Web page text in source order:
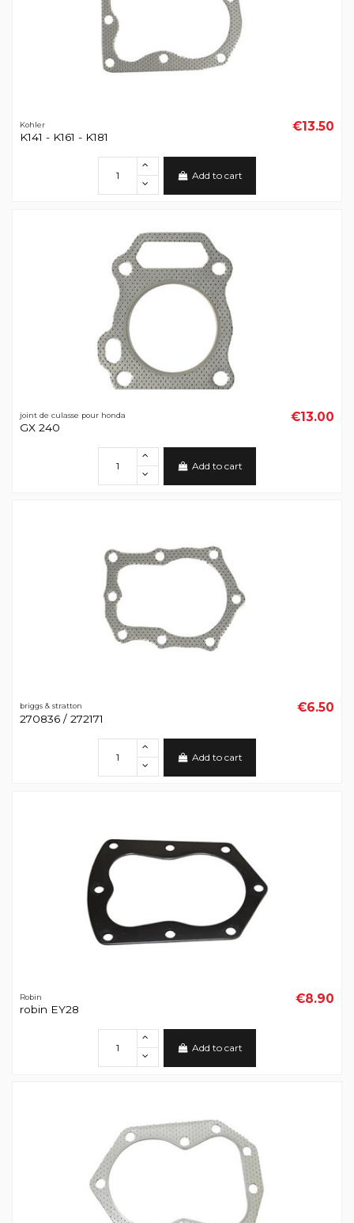
Kohler
K141 - K161 - K181
€13.50
Add to cart
joint de culasse pour honda
GX 240
€13.00
Add to cart
briggs & stratton
270836 / 272171
€6.50
Add to cart
Robin
robin EY28
€8.90
Add to cart